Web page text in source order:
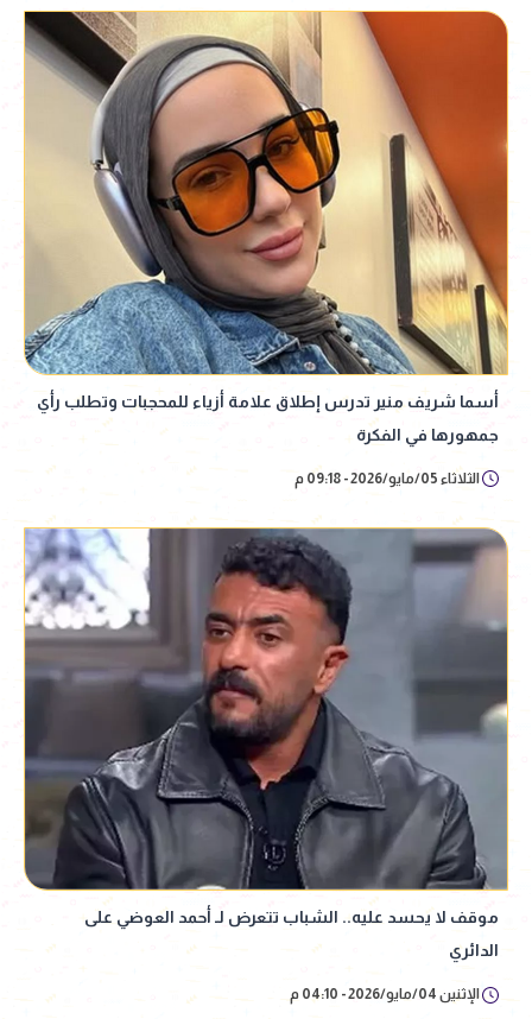
أسما شريف منير تدرس إطلاق علامة أزياء للمحجبات وتطلب رأي
جمهورها في الفكرة
الثلاثاء 05/مايو/2026 - 09:18 م
موقف لا يحسد عليه.. الشباب تتعرض لـ أحمد العوضي على
الدائري
الإثنين 04/مايو/2026 - 04:10 م